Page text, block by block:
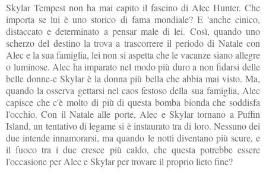
Skylar Tempest non ha mai capito il fascino di Alec Hunter. Che
importa se lui è uno storico di fama mondiale? E 'anche cinico,
distaccato e determinato a pensar male di lei. Così, quando uno
scherzo del destino la trova a trascorrere il periodo di Natale con
Alec e la sua famiglia, lei non si aspetta che le vacanze siano allegre
o luminose. Alec ha imparato nel modo più duro a non fidarsi delle
belle donne-e Skylar è la donna più bella che abbia mai visto. Ma,
quando la osserva gettarsi nel caos festoso della sua famiglia, Alec
capisce che c'è molto di più di questa bomba bionda che soddisfa
l'occhio. Con il Natale alle porte, Alec e Skylar tornano a Puffin
Island, un tentativo di legame si è instaurato tra di loro. Nessuno dei
due intende innamorarsi, ma quando le notti diventano più scure, e
il fuoco tra i due cresce più caldo, che questa potrebbe essere
l'occasione per Alec e Skylar per trovare il proprio lieto fine?